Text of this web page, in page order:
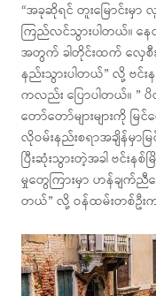
“အခုဆိုရင် တူးမြောင်း
ကြည်လင်သွားပါတယ်။
အတွက် ခါတိုင်းထက် လှေစီ
နည်းသွားပါတယ်” လို့ ဗင်း
ကလည်း ပြောပါတယ်။ ”
တော်တော်များများကို
လိုဝမ်းနည်းစရာအချိန်မှ
ပြီးဆုံးသွားတဲ့အခါ ဗင်း
မှုတွေကြားမှာ ဟန်ချက်ညီ
တယ်” လို့ ဝန်ထမ်းတစ်ဦးက